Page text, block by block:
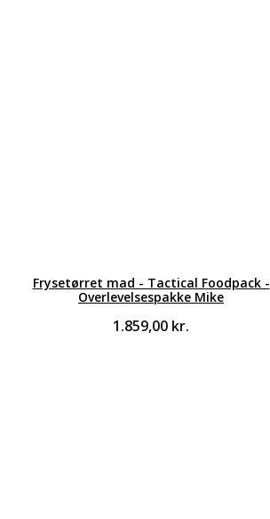
Frysetørret mad - Tactical Foodpack -
Overlevelsespakke Mike
1.859,00 kr.